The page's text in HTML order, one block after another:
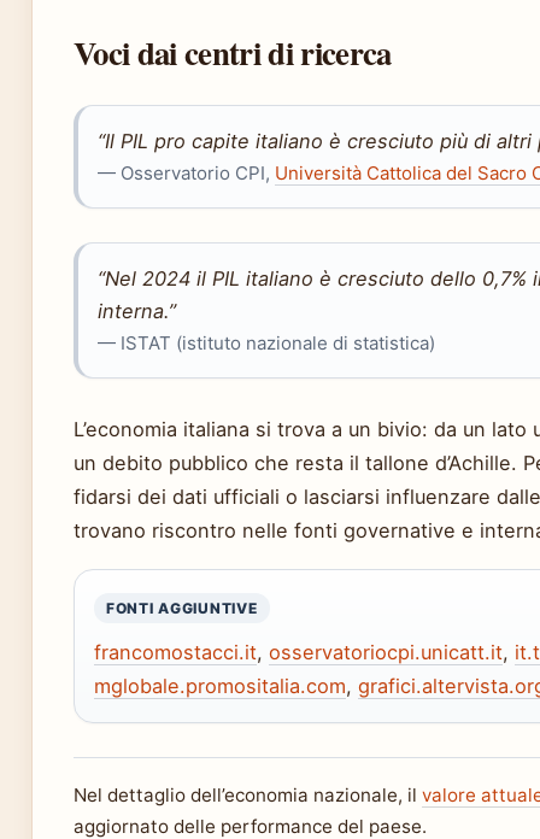
Voci dai centri di ricerca
“Il PIL pro capite italiano è cresciuto più di
— Osservatorio CPI, Università Cattolica del Sacro
“Nel 2024 il PIL italiano è cresciuto dello
interna.”
— ISTAT (istituto nazionale di statistica)
L’economia italiana si trova a un bivio: da un
un debito pubblico che resta il tallone d’Achille.
fidarsi dei dati ufficiali o lasciarsi influenzare
trovano riscontro nelle fonti governative e
FONTI AGGIUNTIVE
francomostacci.it, osservatoriocpi.unicatt.it,
mglobale.promositalia.com,
Nel dettaglio dell’economia nazionale, il valore
aggiornato delle performance del paese.